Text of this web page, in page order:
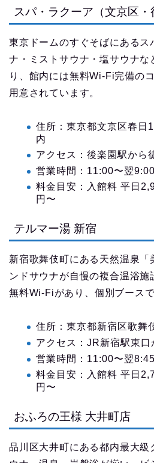
スパ・ラクーア（文京区・
東京ドームのすぐそばにあるス
ナ・ミストサウナ・塩サウナな
り、館内には無料Wi-Fi完備の
用意されています。
住所：東京都文京区春日
内
アクセス：後楽園駅から
営業時間：11:00〜翌9:00
料金目安：入館料 平日
円〜
テルマー湯 新宿
新宿歌舞伎町にある天然温泉「
ンドサウナが自慢の複合温浴施
無料Wi-Fiがあり、個別ブース
住所：東京都新宿区歌舞
アクセス：JR新宿駅東口
営業時間：11:00〜翌8:45
料金目安：入館料 平日
円〜
おふろの王様 大井町店
品川区大井町にある都内最大級